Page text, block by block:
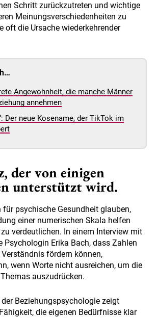
Schritt zurückzutreten und wichtige
Meinungsverschiedenheiten zu
oft die Ursache wiederkehrender
Angewohnheit, die manche Männer
annehmen
Der neue Kosename, der TikTok im
der von einigen
unterstützt wird.
für psychische Gesundheit glauben,
einer numerischen Skala helfen
verdeutlichen. In einem Interview mit
Psychologin Erika Bach, dass Zahlen
fördern können,
wenn Worte nicht ausreichen, um die
auszudrücken.
Beziehungspsychologie zeigt
die eigenen Bedürfnisse klar